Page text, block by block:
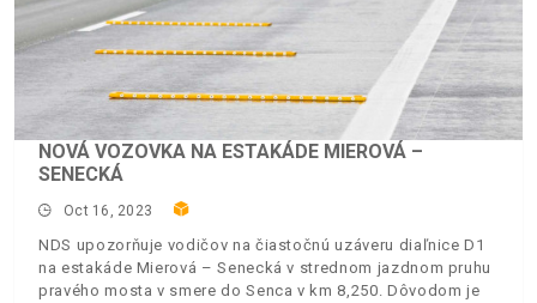
NOVÁ VOZOVKA NA ESTAKÁDE MIEROVÁ –
SENECKÁ
Oct 16, 2023
NDS upozorňuje vodičov na čiastočnú uzáveru diaľnice D1
na estakáde Mierová – Senecká v strednom jazdnom pruhu
pravého mosta v smere do Senca v km 8,250. Dôvodom je